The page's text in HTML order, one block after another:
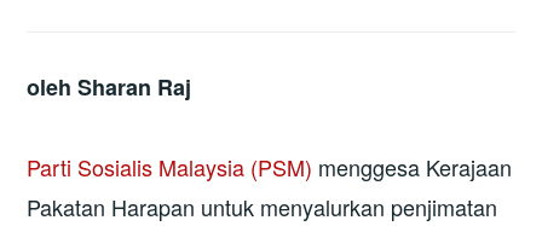
oleh Sharan Raj
Parti Sosialis Malaysia (PSM) menggesa Kerajaan
Pakatan Harapan untuk menyalurkan penjimatan